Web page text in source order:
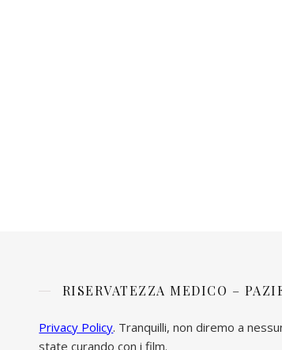
RISERVATEZZA MEDICO –
Privacy Policy. Tranquilli, non diremo a
state curando con i film.